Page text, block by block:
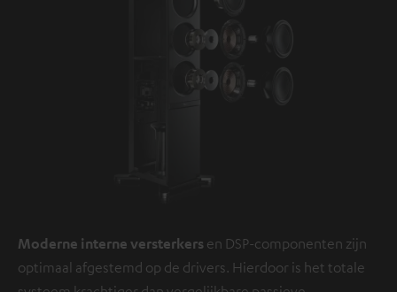
Moderne interne versterkers en DSP-componenten zijn
optimaal afgestemd op de drivers. Hierdoor is het totale